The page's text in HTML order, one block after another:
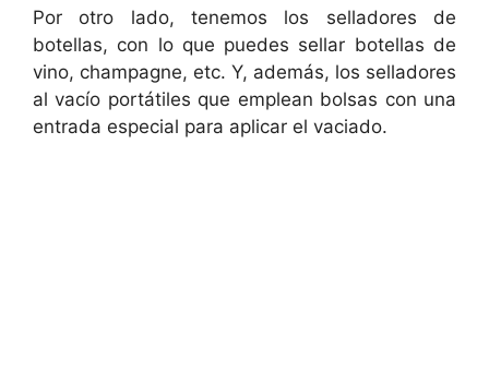
Por otro lado, tenemos los selladores de
botellas, con lo que puedes sellar botellas de
vino, champagne, etc. Y, además, los selladores
al vacío portátiles que emplean bolsas con una
entrada especial para aplicar el vaciado.